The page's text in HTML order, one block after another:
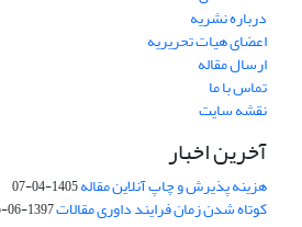
درباره نشریه
اعضای هیات تحریریه
ارسال مقاله
تماس با ما
نقشه سایت
آخرین اخبار
هزینه پذیرش و چاپ آنلاین مقاله1405-04-07
کوتاه شدن زمان فرایند داوری مقالات1397-06-05